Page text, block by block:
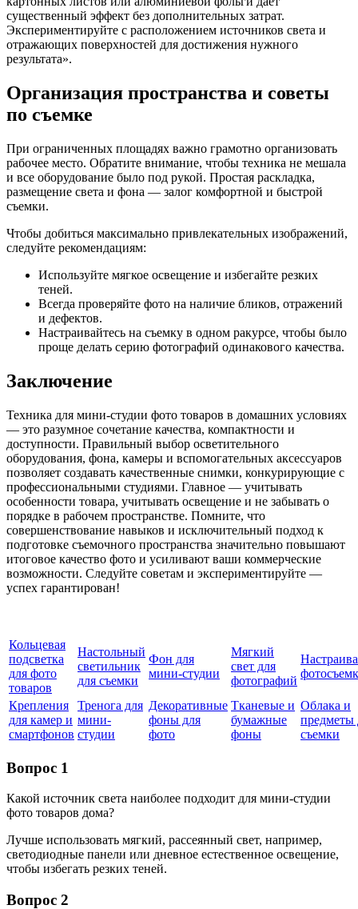
существенный эффект без дополнительных затрат.
Экспериментируйте с расположением источников света и
отражающих поверхностей для достижения нужного
результата».
Организация пространства и советы
по съемке
При ограниченных площадях важно грамотно организовать
рабочее место. Обратите внимание, чтобы техника не мешала
и все оборудование было под рукой. Простая раскладка,
размещение света и фона — залог комфортной и быстрой
съемки.
Чтобы добиться максимально привлекательных изображений,
следуйте рекомендациям:
Используйте мягкое освещение и избегайте резких
теней.
Всегда проверяйте фото на наличие бликов, отражений
и дефектов.
Настраивайтесь на съемку в одном ракурсе, чтобы было
проще делать серию фотографий одинакового качества.
Заключение
Техника для мини-студии фото товаров в домашних условиях
— это разумное сочетание качества, компактности и
доступности. Правильный выбор осветительного
оборудования, фона, камеры и вспомогательных аксессуаров
позволяет создавать качественные снимки, конкурирующие с
профессиональными студиями. Главное — учитывать
особенности товара, учитывать освещение и не забывать о
порядке в рабочем пространстве. Помните, что
совершенствование навыков и исключительный подход к
подготовке съемочного пространства значительно повышают
итоговое качество фото и усиливают ваши коммерческие
возможности. Следуйте советам и экспериментируйте —
успех гарантирован!
Кольцевая
подсветка
для фото
товаров
Настольный
светильник
для съемки
Фон для
мини-студии
Мягкий
свет для
фотографий
Крепления
для камер и
смартфонов
Тренога для
мини-
студии
Декоративные
фоны для
фото
Тканевые и
бумажные
фоны
Облака и
предметы
съемки
Вопрос 1
Какой источник света наиболее подходит для мини-студии
фото товаров дома?
Лучше использовать мягкий, рассеянный свет, например,
светодиодные панели или дневное естественное освещение,
чтобы избегать резких теней.
Вопрос 2